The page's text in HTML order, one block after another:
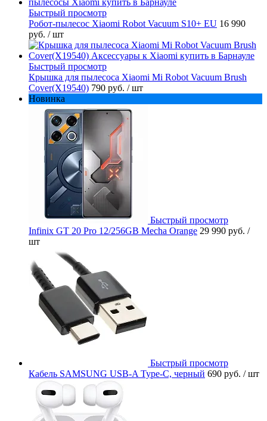
Быстрый просмотр
Робот-пылесос Xiaomi Robot Vacuum S10+ EU 16 990
руб. / шт
Быстрый просмотр
Крышка для пылесоса Xiaomi Mi Robot Vacuum Brush
Cover(X19540) 790 руб. / шт
Новинка
Быстрый просмотр
Infinix GT 20 Pro 12/256GB Mecha Orange 29 990 руб. /
шт
Быстрый просмотр
Кабель SAMSUNG USB-A Type-C, черный 690 руб. / шт